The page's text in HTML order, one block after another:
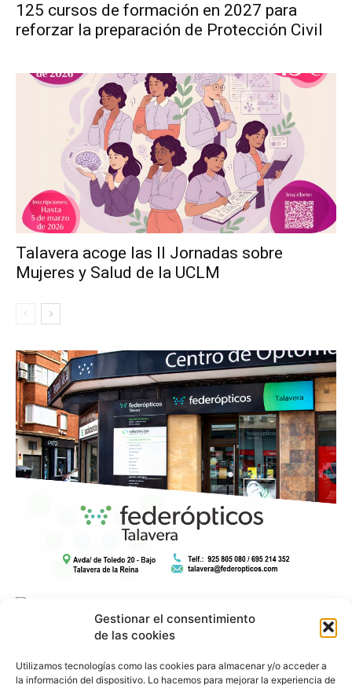
Gestionar el consentimiento
de las cookies
Utilizamos tecnologías como las cookies para almacenar y/o acceder a
la información del dispositivo. Lo hacemos para mejorar la experiencia de
125 cursos de formación en 2027 para
reforzar la preparación de Protección Civil
Talavera acoge las II Jornadas sobre
Mujeres y Salud de la UCLM